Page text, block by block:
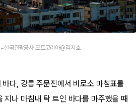
한국관광공사 포토코리아@김지호
다, 강릉 주문진에서 비로소 마침표를
지나 마침내 탁 트인 바다를 마주했을 때